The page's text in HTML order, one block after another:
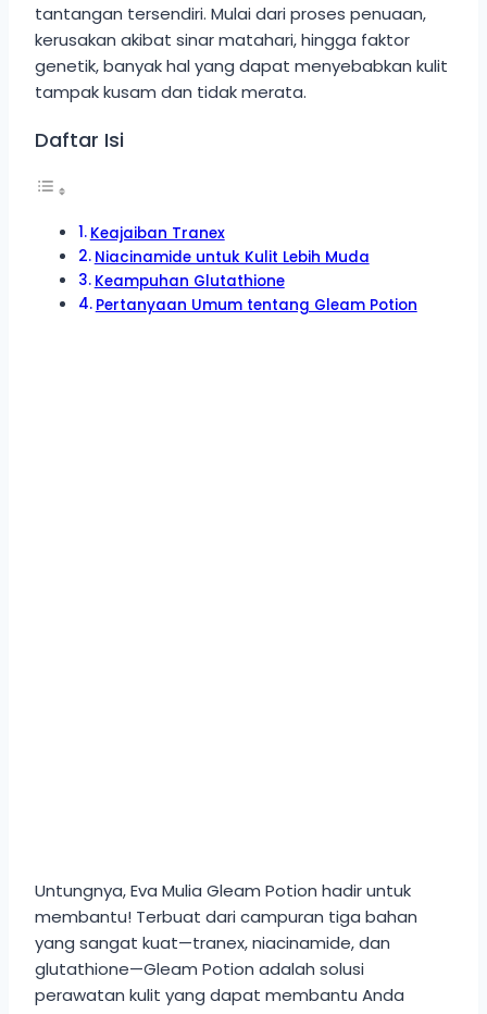
tantangan tersendiri. Mulai dari proses penuaan,
kerusakan akibat sinar matahari, hingga faktor
genetik, banyak hal yang dapat menyebabkan kulit
tampak kusam dan tidak merata.
Daftar Isi
Keajaiban Tranex
Niacinamide untuk Kulit Lebih Muda
Keampuhan Glutathione
Pertanyaan Umum tentang Gleam Potion
Untungnya, Eva Mulia Gleam Potion hadir untuk
membantu! Terbuat dari campuran tiga bahan
yang sangat kuat—tranex, niacinamide, dan
glutathione—Gleam Potion adalah solusi
perawatan kulit yang dapat membantu Anda